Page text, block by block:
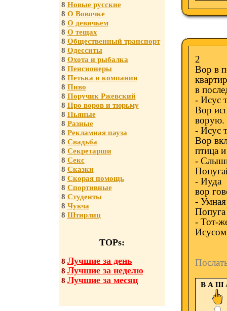
8 Новые русские
8 О Вовочке
8 О девичьем
8 О тещах
8 Общественный транспорт
8 Одесситы
8 Охота и рыбалка
8 Пенсионеры
8 Петька и компания
8 Пиво
8 Поручик Ржевский
8 Про воров и тюрьму
8 Пьяные
8 Разные
8 Рекламная пауза
8 Свадьба
8 Секретарши
8 Секс
8 Сказки
8 Скорая помощь
8 Спортивные
8 Студенты
8 Чукча
8 Штирлиц
TOPs:
8 Лучшие за день
8 Лучшие за неделю
8 Лучшие за месяц
2
Вор в
в
- Исус
Вор
ворую.
- Исус
Вор
птица
-
- Иуда
вор
- Умная
Попуга
- Тот-
В А Ш